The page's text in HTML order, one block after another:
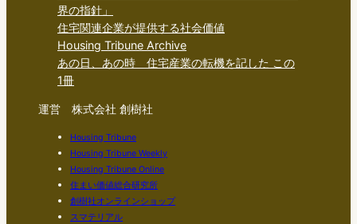
界の指針」
住宅関連企業が提供する社会価値
Housing Tribune Archive
あの日、あの時 住宅産業の転機を記した この
1冊
運営 株式会社 創樹社
Housing Tribune
Housing Tribune Weekly
Housing Tribune Online
住まい価値総合研究所
創樹社オンラインショップ
スマテリアル